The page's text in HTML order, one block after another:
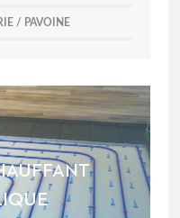
/ PAVOINE